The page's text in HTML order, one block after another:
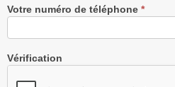
Votre numéro de téléphone *
Vérification